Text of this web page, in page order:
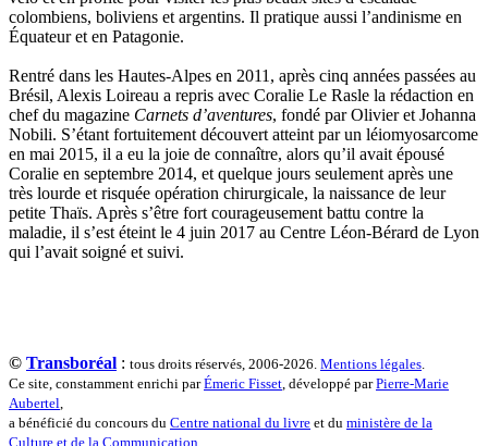
Sylvestre Françoise
Tardieu Marc
Terrisse Marc
Tesson Sylvain
Thevenet Jacqueline
Touboul Marion
Toumanov Vadim
Trouplin Boris
Troussier Virginie
Tuilier Romain
Tulane Fabrice
Tzapoff Antoine
Ujfalvy-Bourdon Marie de
Urbain Jean-Didier
Vayron Xavier
Vera Siphay
Victor Paul-Émile
Victor Stéphane
colombiens, boliviens et argentins. Il pratique aussi l’andinisme en
Équateur et en Patagonie.
Rentré dans les Hautes-Alpes en 2011, après cinq années passées au
Brésil, Alexis Loireau a repris avec Coralie Le Rasle la rédaction en
chef du magazine Carnets d’aventures, fondé par Olivier et Johanna
Nobili. S’étant fortuitement découvert atteint par un léiomyosarcome
en mai 2015, il a eu la joie de connaître, alors qu’il avait épousé
Coralie en septembre 2014, et quelque jours seulement après une
très lourde et risquée opération chirurgicale, la naissance de leur
petite Thaïs. Après s’être fort courageusement battu contre la
maladie, il s’est éteint le 4 juin 2017 au Centre Léon-Bérard de Lyon
qui l’avait soigné et suivi.
© Transboréal : tous droits réservés, 2006-2026. Mentions légales
Ce site, constamment enrichi parÉmeric Fisset , développé parPierre-Marie
Aubertel
a bénéficié du concours du Centre national du livre et du ministère de la
Culture et de la Communication